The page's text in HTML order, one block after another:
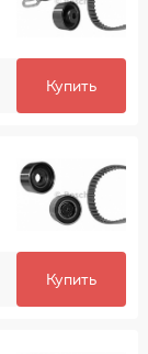
Купить
Купить